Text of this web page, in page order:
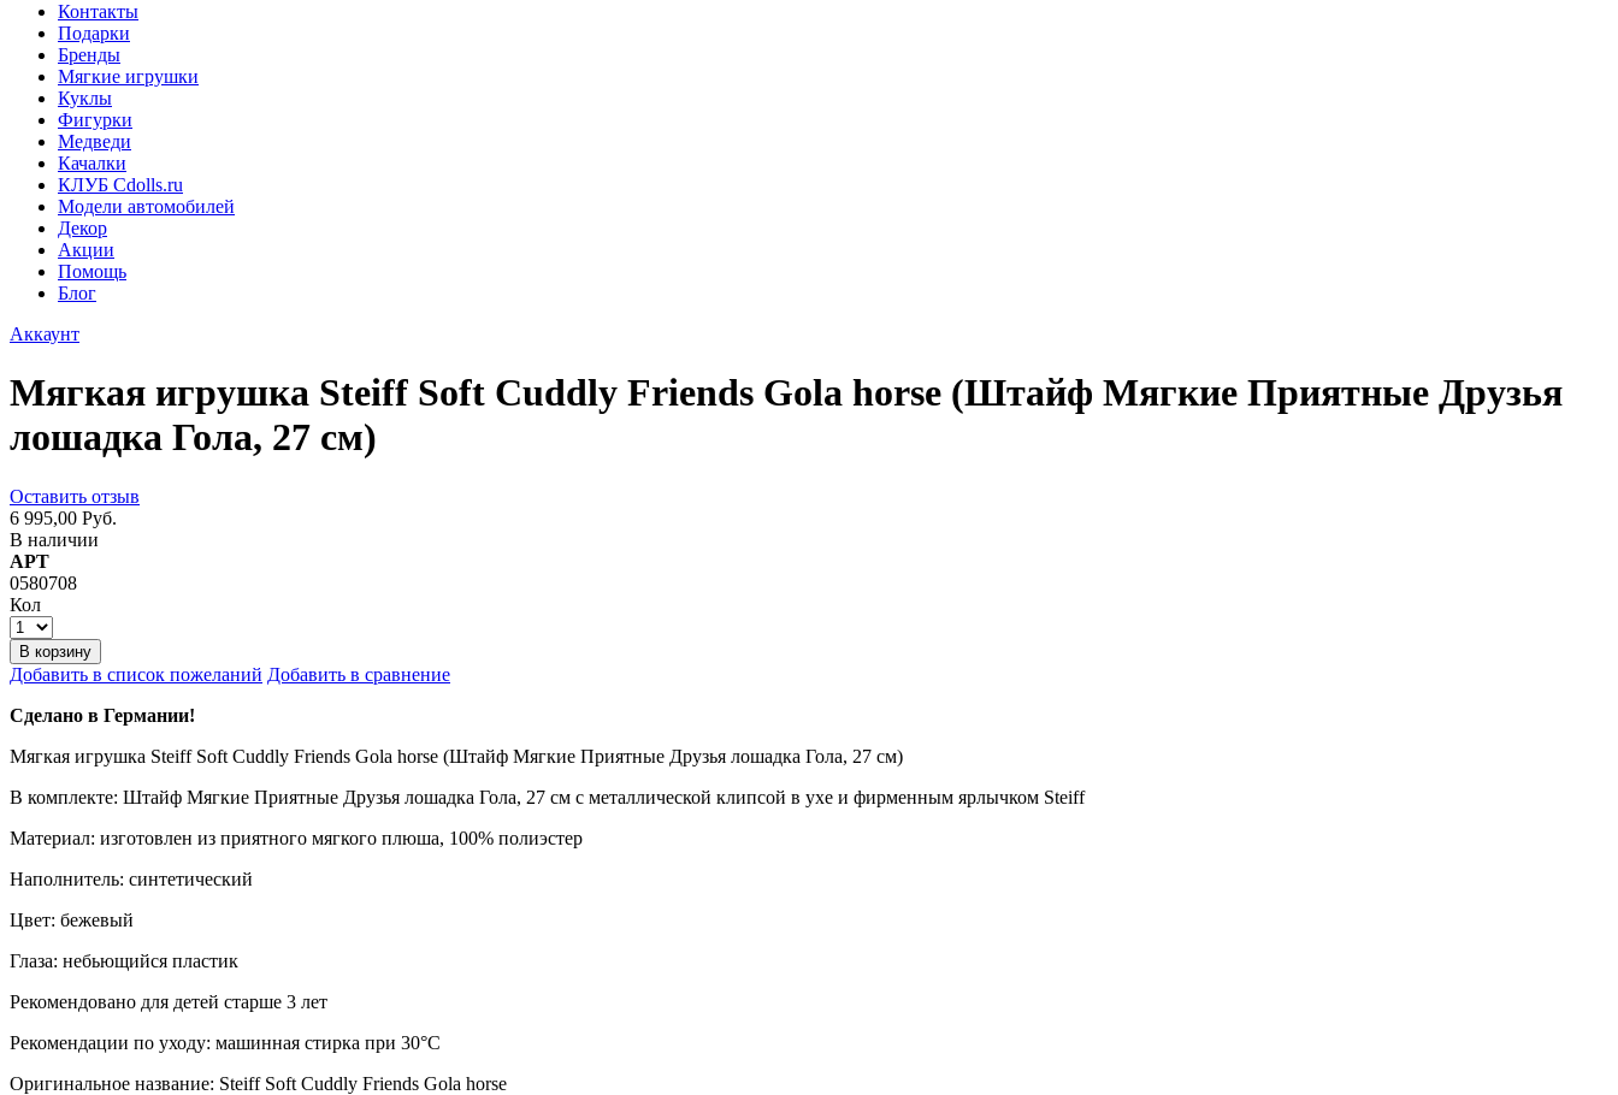
Контакты
Подарки
Бренды
Мягкие игрушки
Куклы
Фигурки
Медведи
Качалки
КЛУБ Cdolls.ru
Модели автомобилей
Декор
Акции
Помощь
Блог
Аккаунт
Мягкая игрушка Steiff Soft Cuddly Friends Gola horse (Штайф Мягкие Приятные Друзья
лошадка Гола, 27 см)
Оставить отзыв
6 995,00 Руб.
В наличии
АРТ
0580708
Кол
В корзину
Добавить в список пожеланий Добавить в сравнение
Сделано в Германии!
Мягкая игрушка Steiff Soft Cuddly Friends Gola horse (Штайф Мягкие Приятные Друзья лошадка Гола, 27 см)
В комплекте: Штайф Мягкие Приятные Друзья лошадка Гола, 27 см с металлической клипсой в ухе и фирменным ярлычком Steiff
Материал: изготовлен из приятного мягкого плюша, 100% полиэстер
Наполнитель: синтетический
Цвет: бежевый
Глаза: небьющийся пластик
Рекомендовано для детей старше 3 лет
Рекомендации по уходу: машинная стирка при 30°C
Оригинальное название: Steiff Soft Cuddly Friends Gola horse